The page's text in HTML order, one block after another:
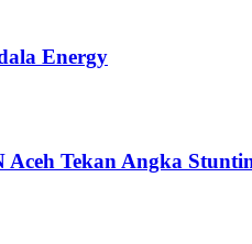
Energy
Tekan Angka